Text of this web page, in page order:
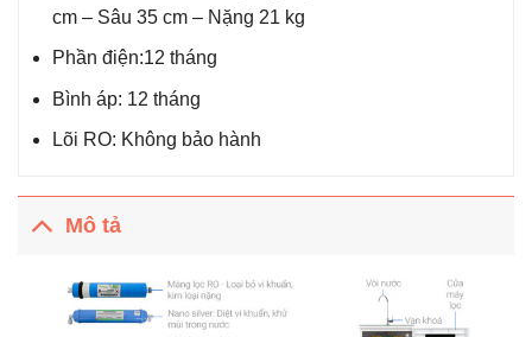
cm – Sâu 35 cm – Nặng 21 kg
Phần điện:12 tháng
Bình áp: 12 tháng
Lõi RO: Không bảo hành
Mô tả